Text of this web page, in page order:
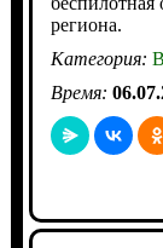
региона.
Категория:
Время: